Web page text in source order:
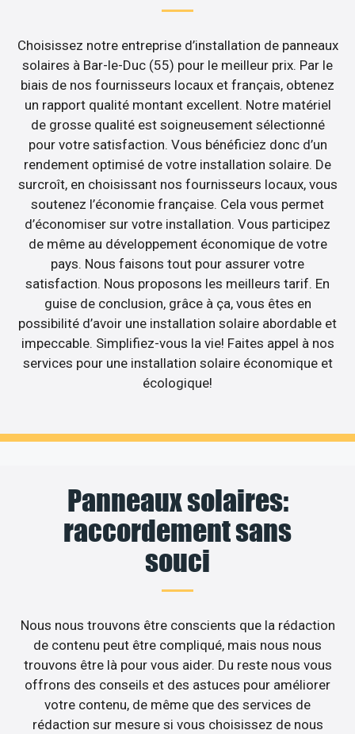
Choisissez notre entreprise d’installation de panneaux
solaires à Bar-le-Duc (55) pour le meilleur prix. Par le
biais de nos fournisseurs locaux et français, obtenez
un rapport qualité montant excellent. Notre matériel
de grosse qualité est soigneusement sélectionné
pour votre satisfaction. Vous bénéficiez donc d’un
rendement optimisé de votre installation solaire. De
surcroît, en choisissant nos fournisseurs locaux, vous
soutenez l’économie française. Cela vous permet
d’économiser sur votre installation. Vous participez
de même au développement économique de votre
pays. Nous faisons tout pour assurer votre
satisfaction. Nous proposons les meilleurs tarif. En
guise de conclusion, grâce à ça, vous êtes en
possibilité d’avoir une installation solaire abordable et
impeccable. Simplifiez-vous la vie! Faites appel à nos
services pour une installation solaire économique et
écologique!
Panneaux solaires:
raccordement sans
souci
Nous nous trouvons être conscients que la rédaction
de contenu peut être compliqué, mais nous nous
trouvons être là pour vous aider. Du reste nous vous
offrons des conseils et des astuces pour améliorer
votre contenu, de même que des services de
rédaction sur mesure si vous choisissez de nous